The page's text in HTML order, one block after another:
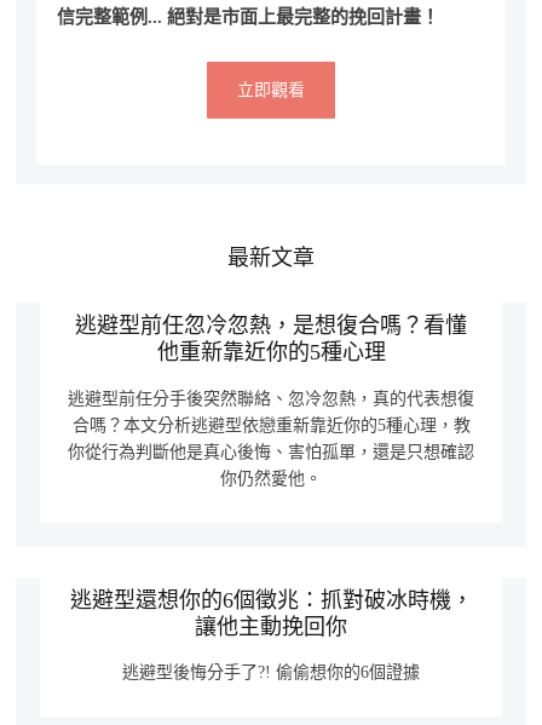
信完整範例... 絕對是市面上最完整的挽回計畫！
立即觀看
最新文章
逃避型前任忽冷忽熱，是想復合嗎？看懂
他重新靠近你的5種心理
逃避型前任分手後突然聯絡、忽冷忽熱，真的代表想復
合嗎？本文分析逃避型依戀重新靠近你的5種心理，教
你從行為判斷他是真心後悔、害怕孤單，還是只想確認
你仍然愛他。
逃避型還想你的6個徵兆：抓對破冰時機，
讓他主動挽回你
逃避型後悔分手了?! 偷偷想你的6個證據